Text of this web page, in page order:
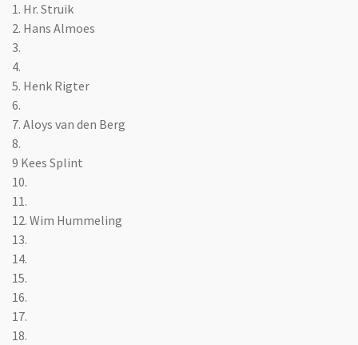
1. Hr. Struik
2. Hans Almoes
3.
4.
5. Henk Rigter
6.
7. Aloys van den Berg
8.
9 Kees Splint
10.
11.
12. Wim Hummeling
13.
14.
15.
16.
17.
18.